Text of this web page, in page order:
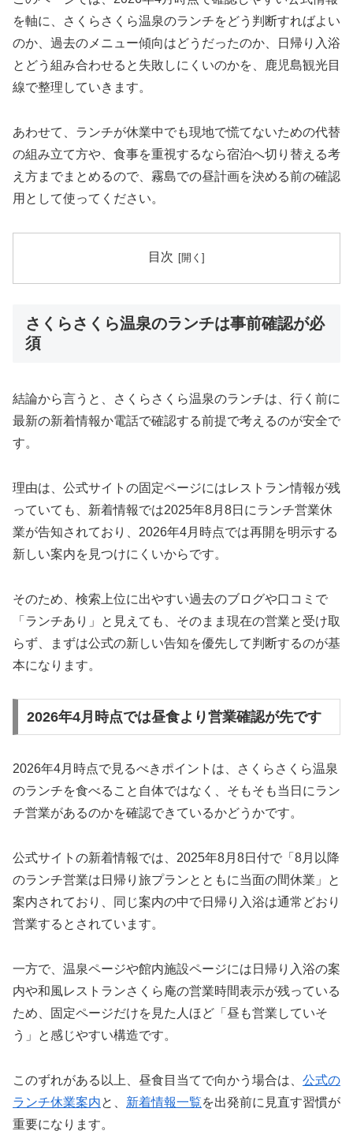
を軸に、さくらさくら温泉のランチをどう判断すればよい
のか、過去のメニュー傾向はどうだったのか、日帰り入浴
とどう組み合わせると失敗しにくいのかを、鹿児島観光目
線で整理していきます。
あわせて、ランチが休業中でも現地で慌てないための代替
の組み立て方や、食事を重視するなら宿泊へ切り替える考
え方までまとめるので、霧島での昼計画を決める前の確認
用として使ってください。
目次
さくらさくら温泉のランチは事前確認が必
須
結論から言うと、さくらさくら温泉のランチは、行く前に
最新の新着情報か電話で確認する前提で考えるのが安全で
す。
理由は、公式サイトの固定ページにはレストラン情報が残
っていても、新着情報では2025年8月8日にランチ営業休
業が告知されており、2026年4月時点では再開を明示する
新しい案内を見つけにくいからです。
そのため、検索上位に出やすい過去のブログや口コミで
「ランチあり」と見えても、そのまま現在の営業と受け取
らず、まずは公式の新しい告知を優先して判断するのが基
本になります。
2026年4月時点では昼食より営業確認が先です
2026年4月時点で見るべきポイントは、さくらさくら温泉
のランチを食べること自体ではなく、そもそも当日にラン
チ営業があるのかを確認できているかどうかです。
公式サイトの新着情報では、2025年8月8日付で「8月以降
のランチ営業は日帰り旅プランとともに当面の間休業」と
案内されており、同じ案内の中で日帰り入浴は通常どおり
営業するとされています。
一方で、温泉ページや館内施設ページには日帰り入浴の案
内や和風レストランさくら庵の営業時間表示が残っている
ため、固定ページだけを見た人ほど「昼も営業していそ
う」と感じやすい構造です。
このずれがある以上、昼食目当てで向かう場合は、 公式の
ランチ休業案内と、 新着情報一覧を出発前に見直す習慣が
重要になります。